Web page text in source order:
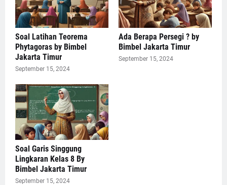
Soal Latihan Teorema
Phytagoras by Bimbel
Jakarta Timur
September 15, 2024
Ada Berapa Persegi ? by
Bimbel Jakarta Timur
September 15, 2024
Soal Garis Singgung
Lingkaran Kelas 8 By
Bimbel Jakarta Timur
September 15, 2024